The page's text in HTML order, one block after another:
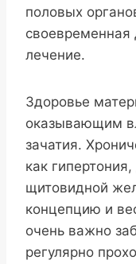
половых
своевременная
лечение.
Здоровье
оказывающим
зачатия.
как
щитовидной
концепцию и
очень важно
регулярно